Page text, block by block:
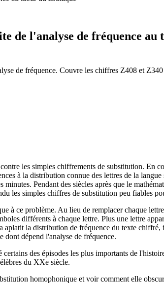
de l'analyse de fréquence au
de fréquence. Couvre les chiffres Z408 et
les simples chiffrements de substitution. En
à la distribution connue des lettres de la langue
Pendant des siècles après que le
les simples chiffres de substitution peu fiables
à ce problème. Au lieu de remplacer chaque
différents à chaque lettre. Plus une lettre
la distribution de fréquence du texte chiffré,
dont dépend l'analyse de fréquence.
des épisodes les plus importants de
du XXe siècle.
homophonique et voir comment elle